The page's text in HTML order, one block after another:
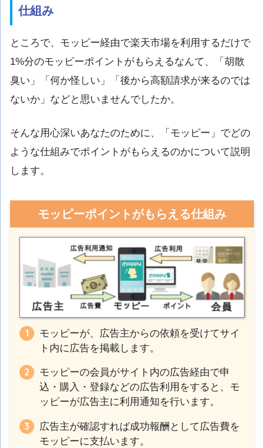
仕組み
ところで、モッピー経由で楽天市場を利用するだけで
1%分のモッピーポイントがもらえるなんて、「胡散
臭い」「何か怪しい」「後から高額請求が来るのでは
ないか」などと思いませんでしたか。
そんな用心深いあなたのために、「モッピー」でどの
ような仕組みでポイントがもらえるのかについて説明
します。
モッピーポイントがもらえる仕組み
モッピーが、広告主からの依頼を受けてサイ
ト内に広告を掲載します。
モッピーの会員がサイト内の広告経由で申
込・購入・登録などの広告利用をすると、モ
ッピーが広告主に利用通知を行います。
広告主が確認すれば成功報酬として広告費を
モッピーに支払います。